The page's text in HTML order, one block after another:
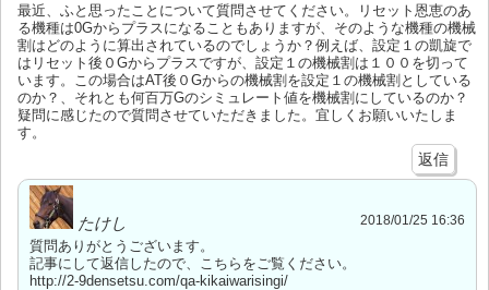
最近、ふと思ったことについて質問させてください。リセット恩恵のあ
る機種は0Gからプラスになることもありますが、そのような機種の機械
割はどのように算出されているのでしょうか？例えば、設定１の凱旋で
はリセット後０Gからプラスですが、設定１の機械割は１００を切って
います。この場合はAT後０Gからの機械割を設定１の機械割としている
のか？、それとも何百万Gのシミュレート値を機械割にしているのか？
疑問に感じたので質問させていただきました。宜しくお願いいたしま
す。
返信
たけし 2018/01/25 16:36
質問ありがとうございます。
記事にして返信したので、こちらをご覧ください。
http://2-9densetsu.com/qa-kikaiwarisingi/